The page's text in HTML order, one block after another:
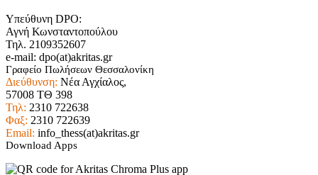
Υπεύθυνη DPO:
Αγνή Κωνσταντοπούλου
Τηλ. 2109352607
e-mail: dpo(at)akritas.gr
Γραφείο Πωλήσεων Θεσσαλονίκη
Διεύθυνση: Νέα Αγχίαλος,
57008 ΤΘ 398
Τηλ: 2310 722638
Φαξ: 2310 722639
Email: info_thess(at)akritas.gr
Download Apps